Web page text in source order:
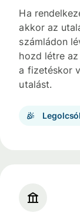
Ha
akkor az
számládon
hozd létre
a fizetéskor
utalást.